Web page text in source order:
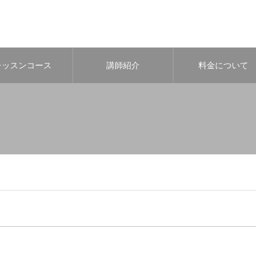
ッスンコース 講師紹介 料金について